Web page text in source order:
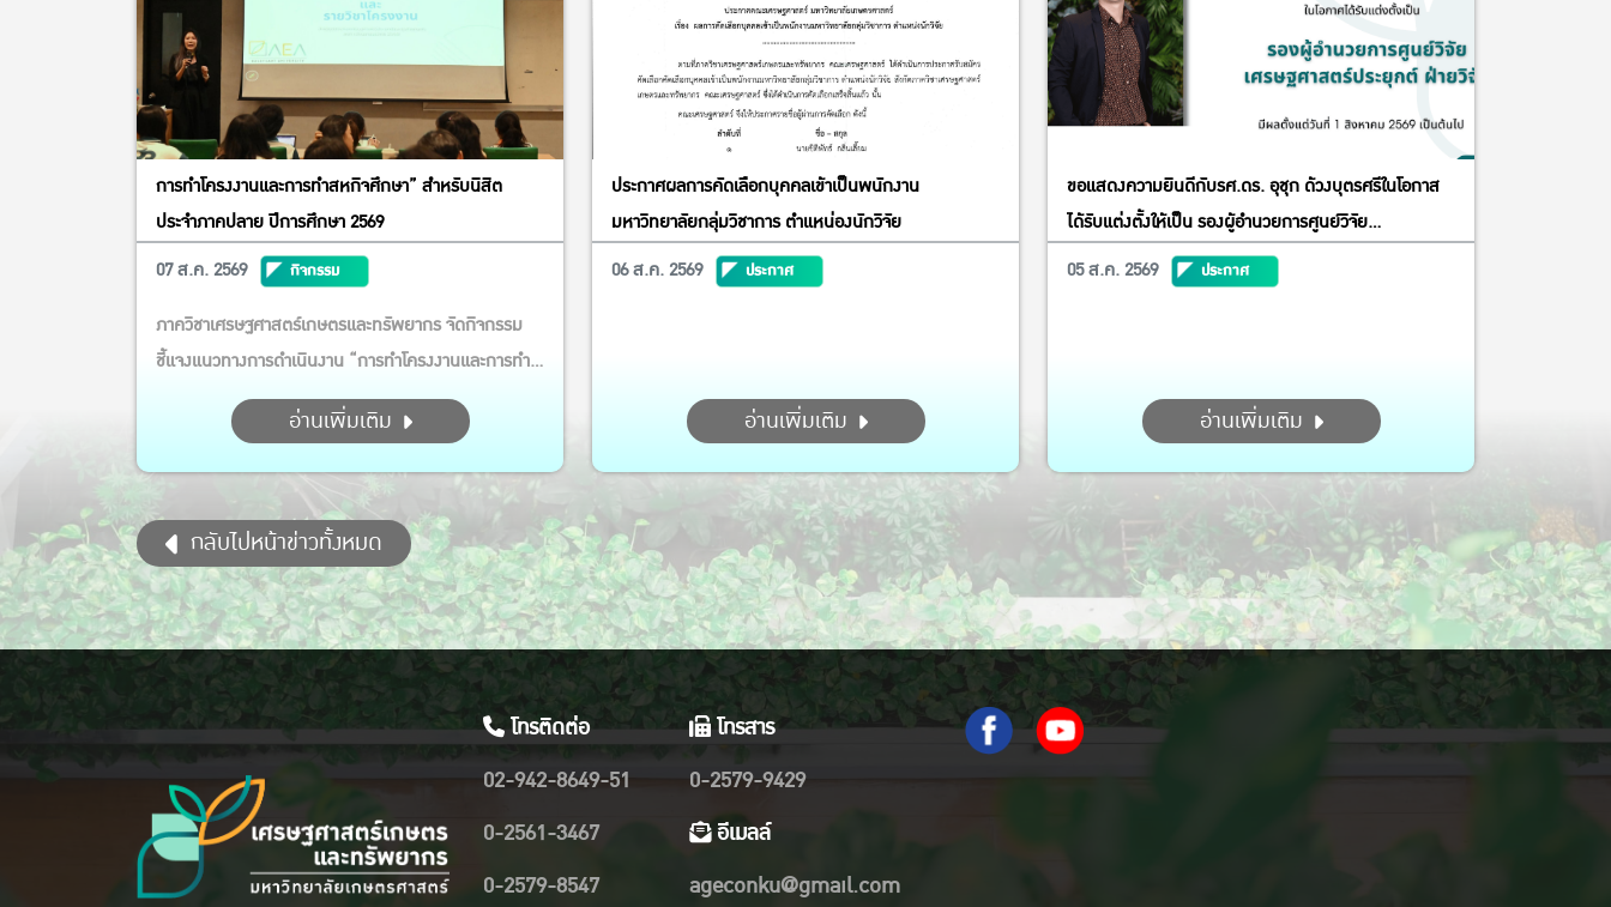
การทำโครงงานและการทำสหกิจศึกษา” สำหรับนิสิต
ประจำภาคปลาย ปีการศึกษา 2569
07 ส.ค. 2569
กิจกรรม
ภาควิชาเศรษฐศาสตร์เกษตรและทรัพยากร จัดกิจกรรม
ชี้แจงแนวทางการดำเนินงาน “การทำโครงงานและการทำ
สหกิจศึกษา” สำหรับนิสิต ประจำภาคปลาย ปีการศึกษา
2569 กิจกรรมในครั้งนี้ได้รับเกียรติจาก รศ.ดร.รวิสสาข์
สุชาโต และ ผศ.ดร.นภสม สินเพิ่มสุขสกุล เป็นวิทยากร
บรรยาย ให้ความรู้ แนะนำขั้นตอนการเตรียมความพร้อม
ตลอดจน...
อ่านเพิ่มเติม
ประกาศผลการคัดเลือกบุคคลเข้าเป็นพนักงาน
มหาวิทยาลัยกลุ่มวิชาการ ตำแหน่องนักวิจัย
06 ส.ค. 2569
ประกาศ
อ่านเพิ่มเติม
ขอแสดงความยินดีกับรศ.ดร. อุชุก ด้วงบุตรศรีในโอกาส
ได้รับแต่งตั้งให้เป็น รองผู้อำนวยการศูนย์วิจัย
เศรษฐศาสตร์ประยุกต์ ฝ่ายวิจัย
05 ส.ค. 2569 ประกาศ
อ่านเพิ่มเติม
กลับไปหน้าข่าวทั้งหมด
โทรติดต่อ
02-942-8649-51
0-2561-3467
0-2579-8547
โทรสาร
0-2579-9429
อีเมลล์
ageconku@gmail.com